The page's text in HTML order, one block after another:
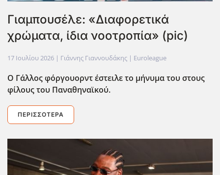
Γιαμπουσέλε: «Διαφορετικά
χρώματα, ίδια νοοτροπία» (pic)
17 Ιουλίου 2026 | Γιάννης Γιαννουδάκης | Euroleague
Ο Γάλλος φόργουορντ έστειλε το μήνυμα του στους
φίλους του Παναθηναϊκού.
ΠΕΡΙΣΣΌΤΕΡΑ